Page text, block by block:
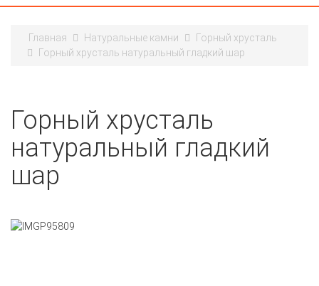
Главная Натуральные камни
Горный хрусталь
Горный хрусталь натуральный гладкий шар
Горный хрусталь
натуральный гладкий
шар